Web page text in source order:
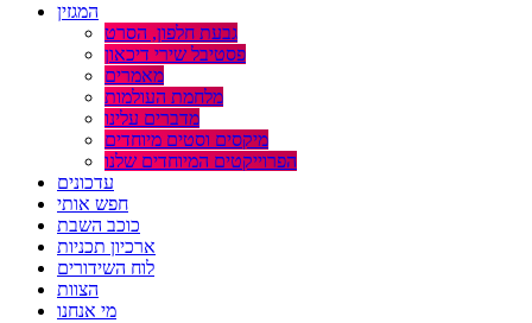
המגזין
גבעת חלפון, הסרט
פסטיבל שירי דיכאון
מאמרים
מלחמת העולמות
מדברים עלינו
מיקסים וסטים מיוחדים
הפרוייקטים המיוחדים שלנו
עדכונים
חפש אותי
כוכב השבת
ארכיון תכניות
לוח השידורים
הצוות
מי אנחנו